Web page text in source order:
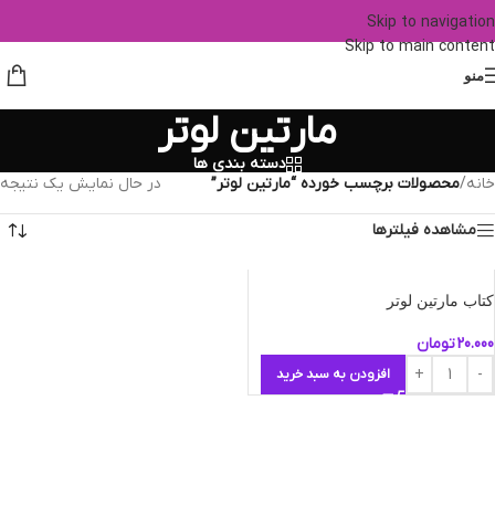
Skip to navigation
Skip to main content
منو
مارتین لوتر
دسته بندی ها
خانه/محصولات برچسب خورده “مارتین لوتر” در حال نمایش یک نتیجه
مشاهده فیلترها
کتاب مارتین لوتر
20.000تومان
افزودن به سبد خرید